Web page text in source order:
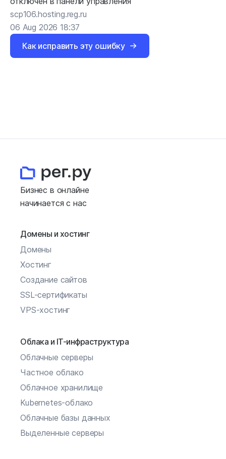
scp106.hosting.reg.ru
06 Aug 2026 18:37
Как исправить эту ошибку
Бизнес в онлайне
начинается с нас
Домены и хостинг
Домены
Хостинг
Создание сайтов
SSL-сертификаты
VPS-хостинг
Облака и IT-инфраструктура
Облачные серверы
Частное облако
Облачное хранилище
Kubernetes-облако
Облачные базы данных
Выделенные серверы